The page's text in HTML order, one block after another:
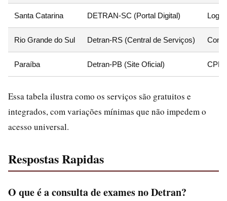
Santa Catarina DETRAN-SC (Portal Digital)
Rio Grande do Sul Detran-RS (Central de Serviços)
Paraíba Detran-PB (Site Oficial) CPF
Essa tabela ilustra como os serviços são gratuitos e
integrados, com variações mínimas que não impedem o
acesso universal.
Respostas Rapidas
O que é a consulta de exames no Detran?